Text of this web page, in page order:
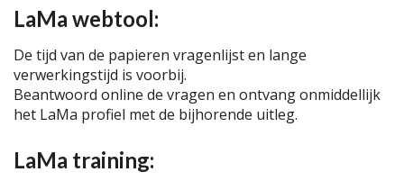
LaMa webtool:
De tijd van de papieren vragenlijst en lange
verwerkingstijd is voorbij.
Beantwoord online de vragen en ontvang onmiddellijk
het LaMa profiel met de bijhorende uitleg.
LaMa training: